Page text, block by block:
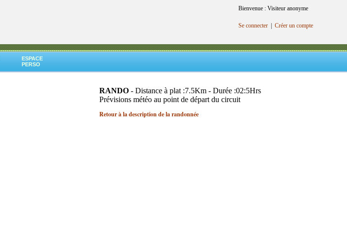
Bienvenue : Visiteur anonyme
Se connecter Créer un compte
ESPACE
PERSO
RANDO - Distance à plat :7.5Km - Durée :02:5Hrs
Prévisions météo au point de départ du circuit
Retour à la description de la randonnée